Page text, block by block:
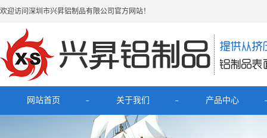
欢迎访问深圳市兴昇铝制品有限公司官方网站！
网站首页 关于我们
公司简介
产品中心